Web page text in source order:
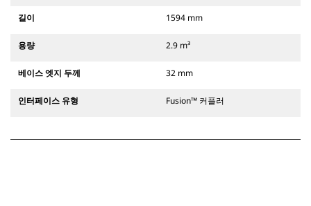
길이 1594 mm
용량 2.9 m³
베이스 엣지 두께 32 mm
인터페이스 유형 Fusion™ 커플러